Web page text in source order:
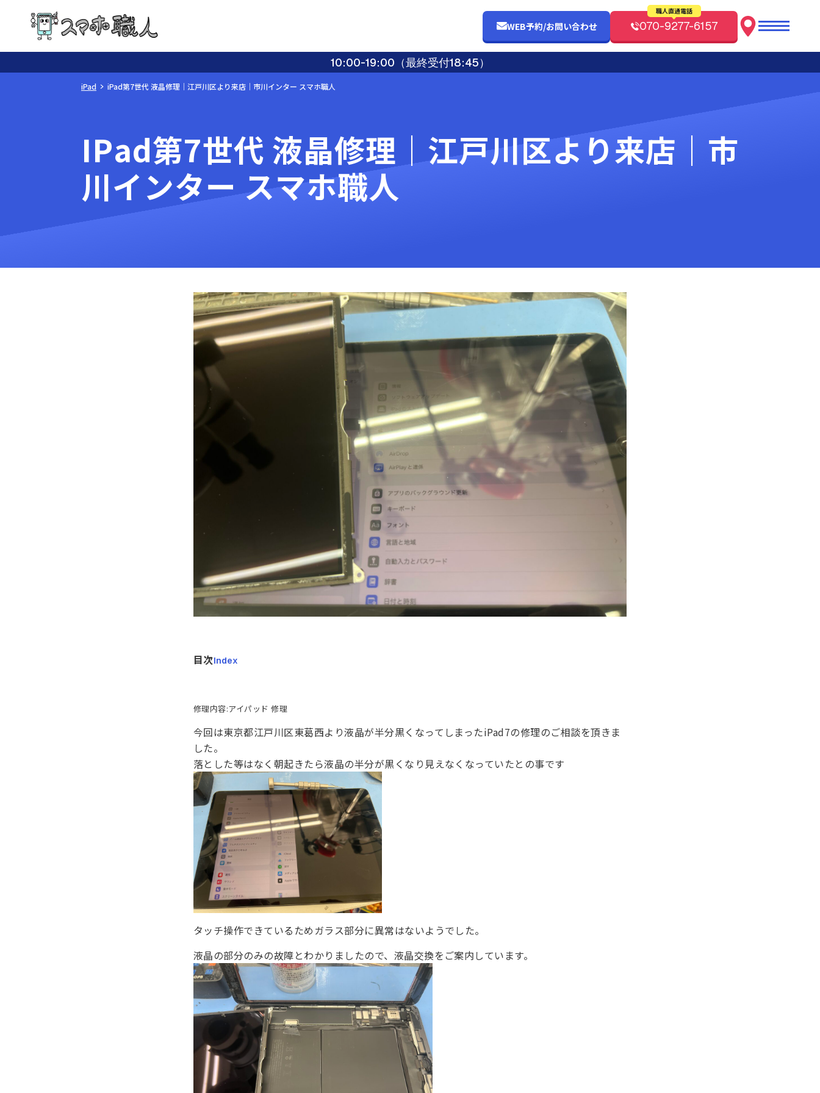
WEB予約/お問い合わせ
職人直通電話
070-9277-6157
10:00-19:00（最終受付18:45）
iPad iPad第7世代 液晶修理｜江戸川区より来店｜市川インター スマホ職人
IPad第7世代 液晶修理｜江戸川区より来店｜市
川インター スマホ職人
目次Index
修理内容:アイパッド 修理
今回は東京都江戸川区東葛西より液晶が半分黒くなってしまったiPad7の修理のご相談を頂きま
した。
落とした等はなく朝起きたら液晶の半分が黒くなり見えなくなっていたとの事です
タッチ操作できているためガラス部分に異常はないようでした。
液晶の部分のみの故障とわかりましたので、液晶交換をご案内しています。